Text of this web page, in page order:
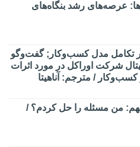
عرصه‌های رشد بنگاه‌های
تکامل مدل کسب‌و‌کار; گفت‌وگو
شرکت اوراکل در مورد اثرات
کسب‌وکار / مترجم: آناهیتا
من مسئله را حل کردم؟ /